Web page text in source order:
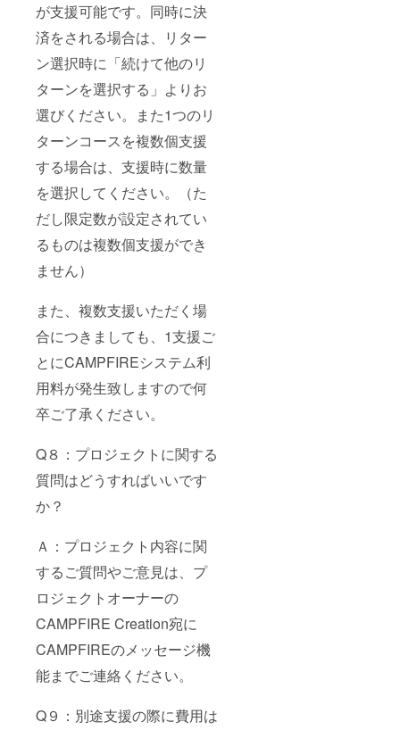
が支援可能です。同時に決
済をされる場合は、リター
ン選択時に「続けて他のリ
ターンを選択する」よりお
選びください。また1つのリ
ターンコースを複数個支援
する場合は、支援時に数量
を選択してください。（た
だし限定数が設定されてい
るものは複数個支援ができ
ません）
また、複数支援いただく場
合につきましても、1支援ご
とにCAMPFIREシステム利
用料が発生致しますので何
卒ご了承ください。
Q８：プロジェクトに関する
質問はどうすればいいです
か？
Ａ：プロジェクト内容に関
するご質問やご意見は、プ
ロジェクトオーナーの
CAMPFIRE Creation宛に
CAMPFIREのメッセージ機
能までご連絡ください。
Q９：別途支援の際に費用は